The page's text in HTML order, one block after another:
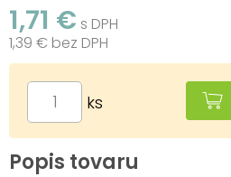
1,71 € s DPH
1,39 € bez DPH
ks
Popis tovaru